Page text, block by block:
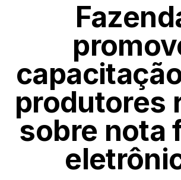
produtores
sobre nota